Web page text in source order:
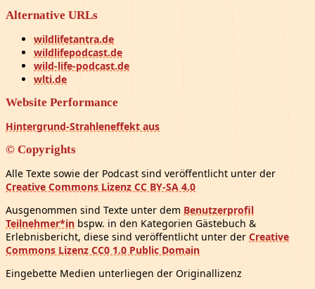
Alternative URLs
wildlifetantra.de
wildlifepodcast.de
wild-life-podcast.de
wlti.de
Website Performance
Hintergrund-Strahleneffekt aus
© Copyrights
Alle Texte sowie der Podcast sind veröffentlicht unter der
Creative Commons Lizenz CC BY-SA 4.0
Ausgenommen sind Texte unter dem Benutzerprofil
Teilnehmer*in bspw. in den Kategorien Gästebuch &
Erlebnisbericht, diese sind veröffentlicht unter der Creative
Commons Lizenz CC0 1.0 Public Domain
Eingebette Medien unterliegen der Originallizenz